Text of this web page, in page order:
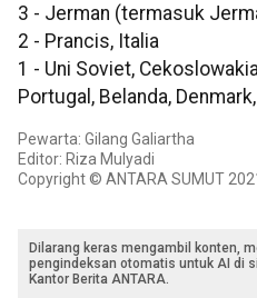
3 - Jerman (termasuk
2 - Prancis, Italia
1 - Uni Soviet,
Portugal, Belanda,
Pewarta: Gilang Galiartha
Editor: Riza Mulyadi
Copyright © ANTARA SUMUT
Dilarang keras mengambil konten,
pengindeksan otomatis untuk AI di
Kantor Berita ANTARA.